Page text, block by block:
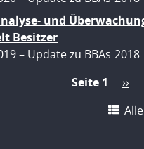
und
Besitzer
Update zu BBAs 2018
Seite 1
››